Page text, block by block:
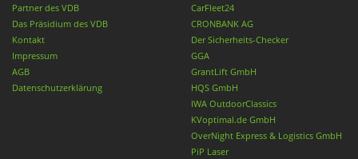
Partner des VDB
Das Präsidium des VDB
Kontakt
Impressum
AGB
Datenschutzerklärung
CarFleet24
CRONBANK AG
Der Sicherheits-Checker
GGA
GrantLift GmbH
HQS GmbH
IWA OutdoorClassics
KVoptimal.de GmbH
OverNight Express & Logistics GmbH
PiP Laser